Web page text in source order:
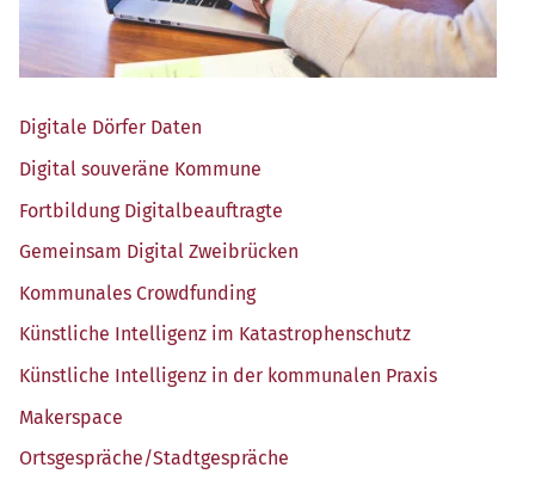
Digi­ta­le Dör­fer Daten
Digi­tal sou­ve­rä­ne Kommune
Fort­bil­dung Digitalbeauftragte
Gemein­sam Digi­tal Zweibrücken
Kom­mu­na­les Crowdfunding
Künst­li­che Intel­li­genz im Katastrophenschutz
Künst­li­che Intel­li­genz in der kom­mu­na­len Praxis
Maker­space
Ortsgespräche/​Stadtgespräche